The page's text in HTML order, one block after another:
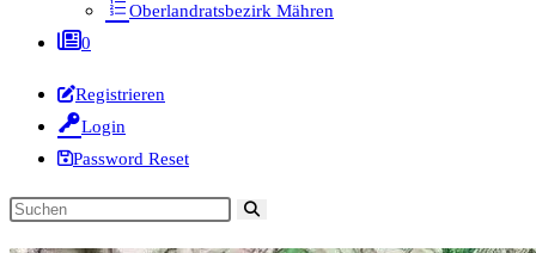
Oberlandratsbezirk Mähren
0
Registrieren
Login
Password Reset
Diese